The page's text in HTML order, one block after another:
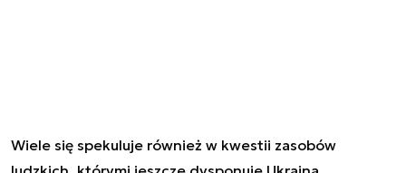
Wiele się spekuluje również w kwestii zasobów